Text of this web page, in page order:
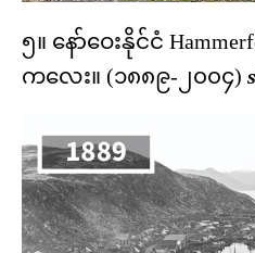
၅။ နော်ဝေးနိုင်ငံ
ကလေး။ (၁၈၈၉-၂၀၀၄)